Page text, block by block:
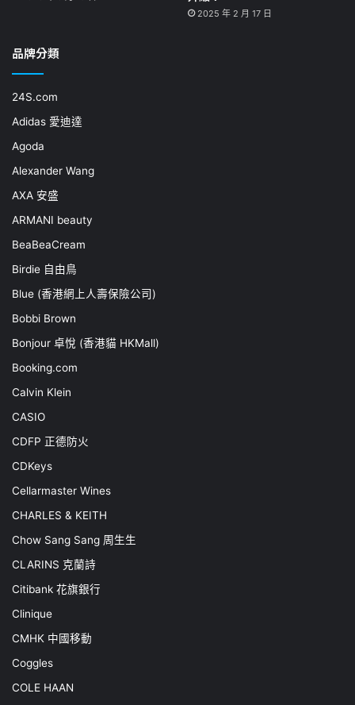
2025 年 2 月 17 日
品牌分類
24S.com
Adidas 愛迪達
Agoda
Alexander Wang
AXA 安盛
ARMANI beauty
BeaBeaCream
Birdie 自由鳥
Blue (香港網上人壽保險公司)
Bobbi Brown
Bonjour 卓悅 (香港貓 HKMall)
Booking.com
Calvin Klein
CASIO
CDFP 正德防火
CDKeys
Cellarmaster Wines
CHARLES & KEITH
Chow Sang Sang 周生生
CLARINS 克蘭詩
Citibank 花旗銀行
Clinique
CMHK 中國移動
Coggles
COLE HAAN